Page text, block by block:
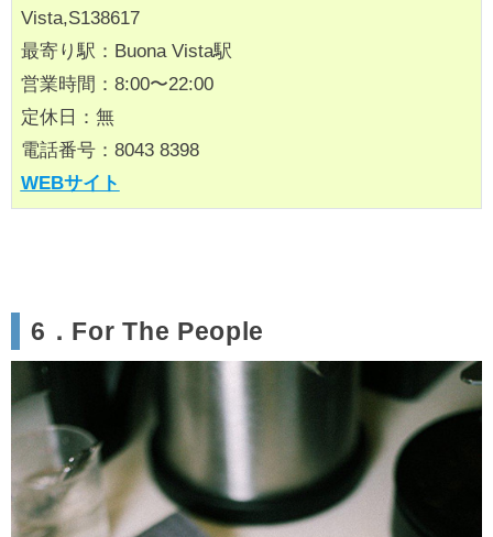
Vista,S138617
最寄り駅：Buona Vista駅
営業時間：8:00〜22:00
定休日：無
電話番号：8043 8398
WEBサイト
6．For The People